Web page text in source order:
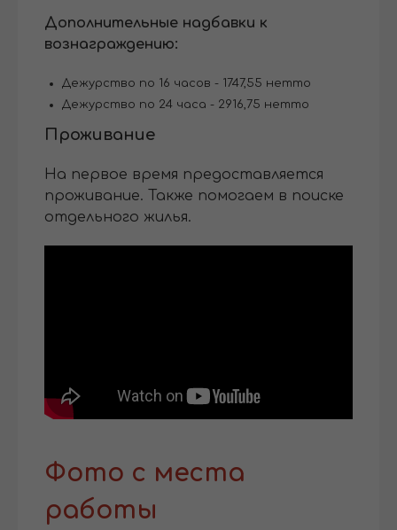
Дополнительные надбавки к
вознаграждению:
Дежурство по 16 часов - 1747,55 нетто
Дежурство по 24 часа - 2916,75 нетто
Проживание
На первое время предоставляется
проживание. Также помогаем в поиске
отдельного жилья.
Фото с места
работы